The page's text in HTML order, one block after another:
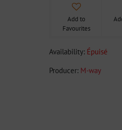
Add to
Favourites
Availability: Épuisé
Producer: M-way